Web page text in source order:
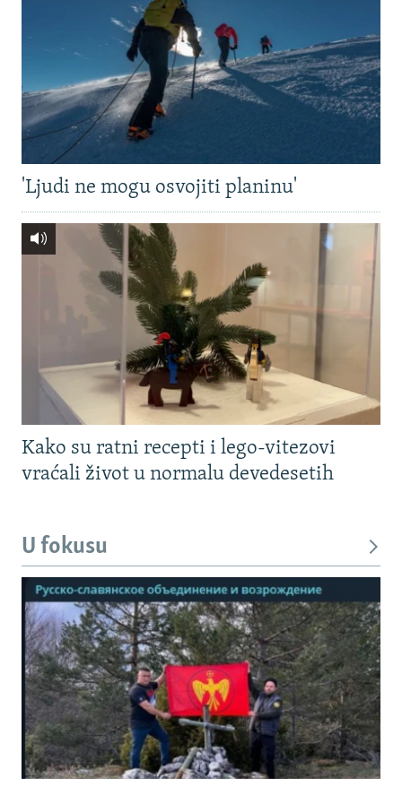
'Ljudi ne mogu osvojiti planinu'
Kako su ratni recepti i lego-vitezovi
vraćali život u normalu devedesetih
U fokusu